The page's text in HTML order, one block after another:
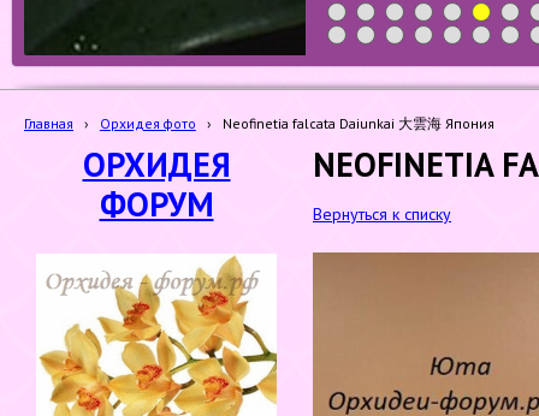
1 2 3 4 5 6 7
8
19 20 21 22 23 24 25
Главная › Орхидея фото › Neofinetia falcata Daiunkai 大雲海 Япония
ОРХИДЕЯ
ФОРУМ
NEOFINETIA
Вернуться к списку